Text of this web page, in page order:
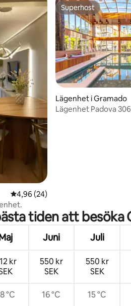
4,96 av 5 i genomsnittligt betyg,
4,96 (24)
Superhost
Superhost
Lägenhet i Gramado
Lägenhet Padova
tiden att besöka
Juni Juli
kr
550 kr
SEK
550 kr
SEK
°C 16 °C 15 °C